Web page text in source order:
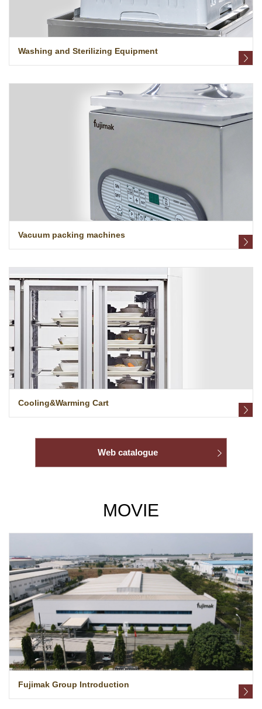
Washing and Sterilizing Equipment
Vacuum packing machines
Cooling&Warming Cart
Web catalogue
MOVIE
Fujimak Group Introduction